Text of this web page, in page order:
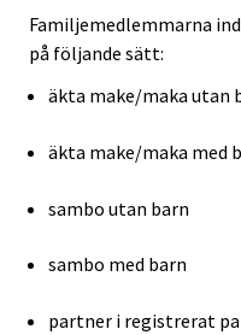
Familjemedlemmarna
på följande sätt:
äkta make/maka utan
äkta make/maka med
sambo utan barn
sambo med barn
partner i registrerat